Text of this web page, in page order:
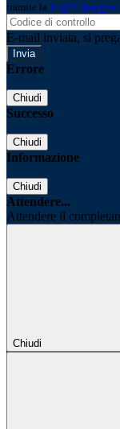
tramite la Login Spaggiari
E-mail inviata, si
Errore
Chiudi
Successo
Chiudi
Informazione
Chiudi
Attendere...
Attendere il
Chiudi